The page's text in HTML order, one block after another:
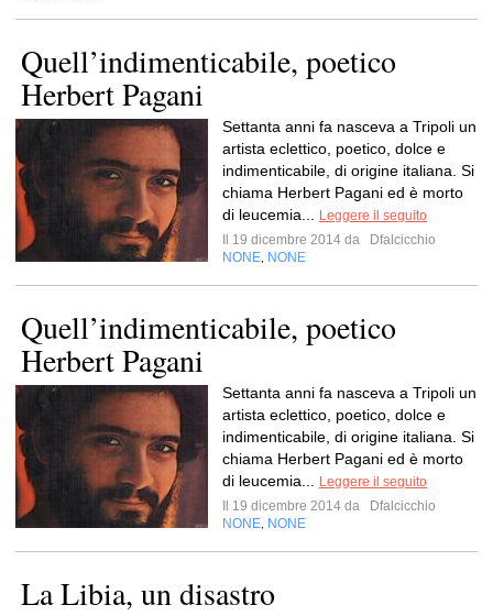
Quell’indimenticabile, poetico
Herbert Pagani
Settanta anni fa nasceva a Tripoli un
artista eclettico, poetico, dolce e
indimenticabile, di origine italiana. Si
chiama Herbert Pagani ed è morto
di leucemia...
Leggere il seguito
Il 19 dicembre 2014 da
Dfalcicchio
NONE NONE
Quell’indimenticabile, poetico
Herbert Pagani
Settanta anni fa nasceva a Tripoli un
artista eclettico, poetico, dolce e
indimenticabile, di origine italiana. Si
chiama Herbert Pagani ed è morto
di leucemia...
Leggere il seguito
Il 19 dicembre 2014 da
Dfalcicchio
NONE NONE
La Libia, un disastro